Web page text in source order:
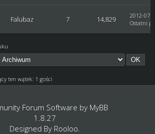
Falubaz 7 14,829
2012-07-
Ostatni
ten wątek: 1 gości
Forum Software by MyBB
1.8.27
Designed By Rooloo